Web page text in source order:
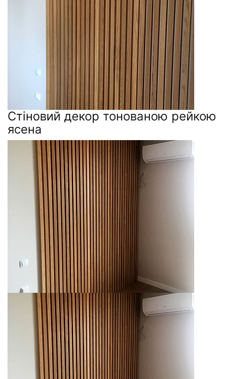
Стіновий декор тонованою рейкою
ясена